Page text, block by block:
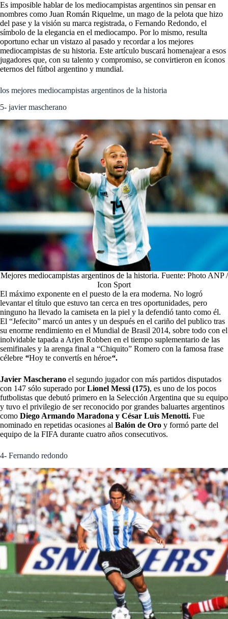
Es imposible hablar de los mediocampistas argentinos sin pensar en
nombres como Juan Román Riquelme, un mago de la pelota que hizo
del pase y la visión su marca registrada, o Fernando Redondo, el
símbolo de la elegancia en el mediocampo. Por lo mismo, resulta
oportuno echar un vistazo al pasado y recordar a los mejores
mediocampistas de su historia. Este artículo buscará homenajear a esos
jugadores que, con su talento y compromiso, se convirtieron en íconos
eternos del fútbol argentino y mundial.
los mejores mediocampistas argentinos de la historia
5- javier mascherano
Mejores mediocampistas argentinos de la historia. Fuente: Photo ANP /
Icon Sport
El máximo exponente en el puesto de la era moderna. No logró
levantar el título que estuvo tan cerca en tres oportunidades, pero
ninguno ha llevado la camiseta en la piel y la defendió tanto como él.
El “Jefecito” marcó un antes y un después en el cariño del publico tras
su enorme rendimiento en el Mundial de Brasil 2014, sobre todo con el
inolvidable tapada a Arjen Robben en el tiempo suplementario de las
semifinales y la arenga final a “Chiquito” Romero con la famosa frase
célebre “Hoy te convertís en héroe“.
Javier Mascherano el segundo jugador con más partidos disputados
con 147 sólo superado porLionel Messi (175), es uno de los pocos
futbolistas que debutó primero en la Selección Argentina que su equipo
y tuvo el privilegio de ser reconocido por grandes baluartes argentinos
como Diego Armando Maradona y César Luis Menotti. Fue
nominado en repetidas ocasiones al Balón de Oro y formó parte del
equipo de la FIFA durante cuatro años consecutivos.
4- Fernando redondo